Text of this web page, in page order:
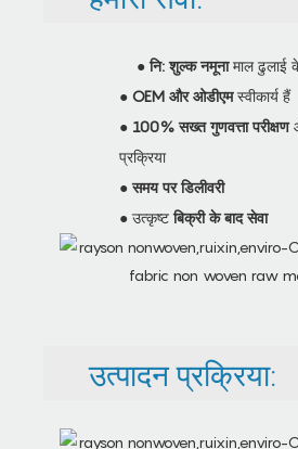
●नि: शुल्क नमूनामाल ढुलाई
● OEM और ओडीएमस्वीकार्य हैं
● 100% सख्त गुणवत्ता परीक्षण
प्रक्रिया
●समय पर डिलीवरी
● उत्कृष्टबिक्री के बाद सेवा
उत्पादन प्रक्रिया: